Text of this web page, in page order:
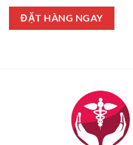
là:
11.500.000 ₫.
tại
ĐẶT HÀNG NGAY